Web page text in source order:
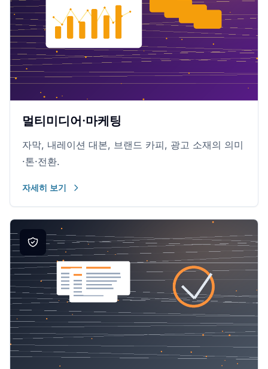
멀티미디어·마케팅
자막, 내레이션 대본, 브랜드 카피, 광고 소재의 의미
·톤·전환.
자세히 보기